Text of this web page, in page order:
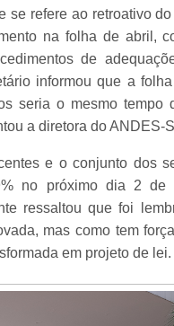
se refere ao retroativo
na folha de abril,
de
informou que a
seria o mesmo
a diretora do ANDES-
e o conjunto dos
no próximo dia 2 de
ressaltou que foi
mas como tem
em projeto de lei.